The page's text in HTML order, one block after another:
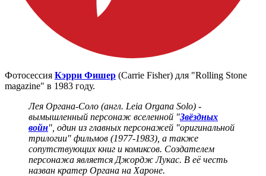
Фотосессия Кэрри Фишер (Carrie Fisher) для "Rolling Stone
magazine" в 1983 году.
Лея Органа-Соло (англ. Leia Organa Solo) -
вымышленный персонаж вселенной "Звёздных
войн", один из главных персонажей "оригинальной
трилогии" фильмов (1977-1983), а также
сопутствующих книг и комиксов. Создателем
персонажа является Джордж Лукас. В её честь
назван кратер Органа на Хароне.